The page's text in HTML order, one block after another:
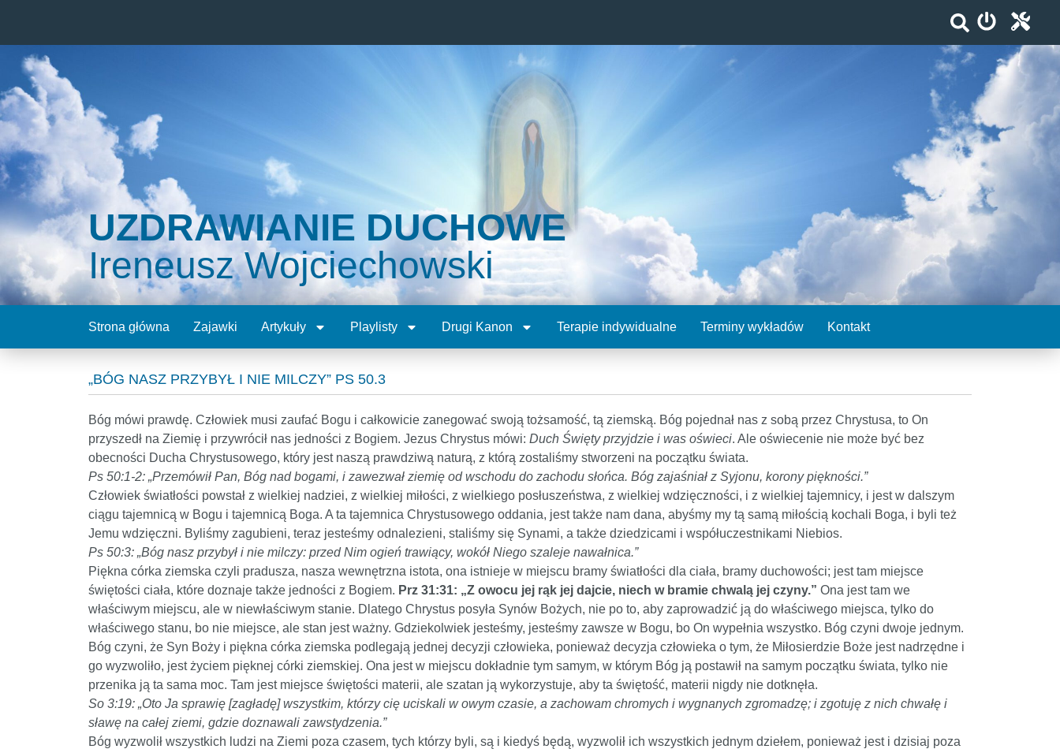
UZDRAWIANIE DUCHOWE
Ireneusz Wojciechowski
Strona główna Zajawki Artykuły Playlisty Drugi Kanon Terapie indywidualne Terminy wykładów Kontakt
„BÓG NASZ PRZYBYŁ I NIE MILCZY” PS 50.3
Bóg mówi prawdę. Człowiek musi zaufać Bogu i całkowicie zanegować swoją tożsamość, tą ziemską. Bóg pojednał nas z sobą przez Chrystusa, to On
przyszedł na Ziemię i przywrócił nas jedności z Bogiem. Jezus Chrystus mówi: Duch Święty przyjdzie i was oświeci. Ale oświecenie nie może być bez
obecności Ducha Chrystusowego, który jest naszą prawdziwą naturą, z którą zostaliśmy stworzeni na początku świata.
Ps 50:1-2: „Przemówił Pan, Bóg nad bogami, i zawezwał ziemię od wschodu do zachodu słońca. Bóg zajaśniał z Syjonu, korony piękności.”
Człowiek światłości powstał z wielkiej nadziei, z wielkiej miłości, z wielkiego posłuszeństwa, z wielkiej wdzięczności, i z wielkiej tajemnicy, i jest w dalszym
ciągu tajemnicą w Bogu i tajemnicą Boga. A ta tajemnica Chrystusowego oddania, jest także nam dana, abyśmy my tą samą miłością kochali Boga, i byli też
Jemu wdzięczni. Byliśmy zagubieni, teraz jesteśmy odnalezieni, staliśmy się Synami, a także dziedzicami i współuczestnikami Niebios.
Ps 50:3: „Bóg nasz przybył i nie milczy: przed Nim ogień trawiący, wokół Niego szaleje nawałnica.”
Piękna córka ziemska czyli pradusza, nasza wewnętrzna istota, ona istnieje w miejscu bramy światłości dla ciała, bramy duchowości; jest tam miejsce
świętości ciała, które doznaje także jedności z Bogiem. Prz 31:31: „Z owocu jej rąk jej dajcie, niech w bramie chwalą jej czyny.” Ona jest tam we
właściwym miejscu, ale w niewłaściwym stanie. Dlatego Chrystus posyła Synów Bożych, nie po to, aby zaprowadzić ją do właściwego miejsca, tylko do
właściwego stanu, bo nie miejsce, ale stan jest ważny. Gdziekolwiek jesteśmy, jesteśmy zawsze w Bogu, bo On wypełnia wszystko. Bóg czyni dwoje jednym.
Bóg czyni, że Syn Boży i piękna córka ziemska podlegają jednej decyzji człowieka, ponieważ decyzja człowieka o tym, że Miłosierdzie Boże jest nadrzędne i
go wyzwoliło, jest życiem pięknej córki ziemskiej. Ona jest w miejscu dokładnie tym samym, w którym Bóg ją postawił na samym początku świata, tylko nie
przenika ją ta sama moc. Tam jest miejsce świętości materii, ale szatan ją wykorzystuje, aby ta świętość, materii nigdy nie dotknęła.
So 3:19: „Oto Ja sprawię [zagładę] wszystkim, którzy cię uciskali w owym czasie, a zachowam chromych i wygnanych zgromadzę; i zgotuję z nich chwałę i
sławę na całej ziemi, gdzie doznawali zawstydzenia.”
Bóg wyzwolił wszystkich ludzi na Ziemi poza czasem, tych którzy byli, są i kiedyś będą, wyzwolił ich wszystkich jednym dziełem, ponieważ jest i dzisiaj poza